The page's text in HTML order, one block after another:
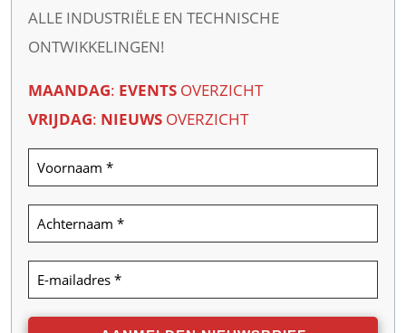
ALLE INDUSTRIËLE EN TECHNISCHE
ONTWIKKELINGEN!
MAANDAG: EVENTS OVERZICHT
VRIJDAG: NIEUWS OVERZICHT